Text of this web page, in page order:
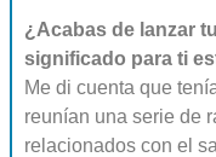
¿Acabas de lanzar
significado para ti
Me di cuenta que
reunían una serie de
relacionados con el